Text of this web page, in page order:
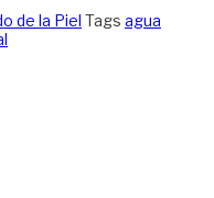
de la Piel Tags agua